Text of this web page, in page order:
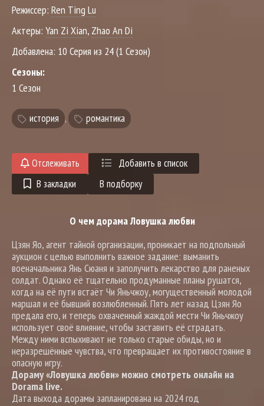
Режиссер: Ren Ting Lu
Актеры: Yan Zi Xian, Zhao An Di
Добавлена: 10 Серия из 24 (1 Сезон)
Сезоны:
1 Сезон
история , романтика
Отслеживать
Добавить в список
В закладки
В подборку
О чем дорама Ловушка любви
Цзян Яо, агент тайной организации, проникает на подпольный
аукцион с целью выполнить важное задание: выманить
военачальника Янь Сюаня и заполучить лекарство для раненых
солдат. Однако её тщательно продуманные планы рушатся,
когда на её пути встаёт Чи Яньчжоу, могущественный молодой
маршал и её бывший возлюбленный. Пять лет назад Цзян Яо
предала его, и теперь охваченный жаждой мести Чи Яньчжоу
использует своё влияние, чтобы заставить её страдать.
Между ними вспыхивают не только старые обиды, но и
неразрешённые чувства, что превращает их противостояние в
опасную игру.
Дораму «Ловушка любви» можно смотреть онлайн на
Dorama live.
Дата выхода дорамы запланирована на 2024 год